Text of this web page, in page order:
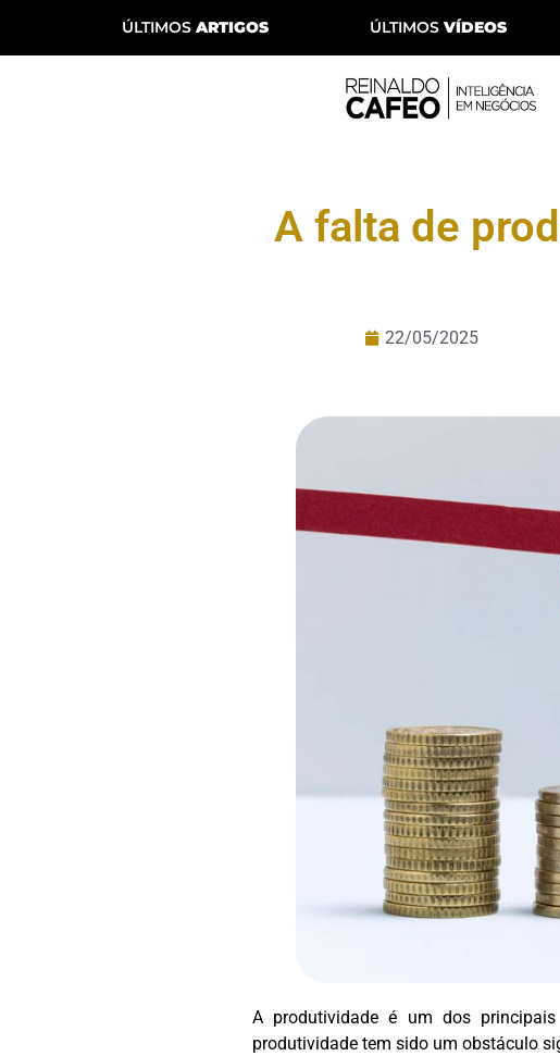
ÚLTIMOS ARTIGOS ÚLTIMOS VÍDEOS
A falta de
22/05/2025
A produtividade é um dos
produtividade tem sido um obstáculo